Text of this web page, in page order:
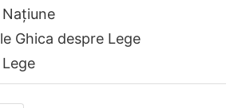
Ghica despre Lege